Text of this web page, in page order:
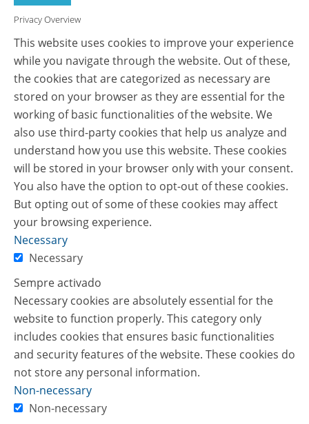
Privacy Overview
This website uses cookies to improve your experience
while you navigate through the website. Out of these,
the cookies that are categorized as necessary are
stored on your browser as they are essential for the
working of basic functionalities of the website. We
also use third-party cookies that help us analyze and
understand how you use this website. These cookies
will be stored in your browser only with your consent.
You also have the option to opt-out of these cookies.
But opting out of some of these cookies may affect
your browsing experience.
Necessary
Necessary
Sempre activado
Necessary cookies are absolutely essential for the
website to function properly. This category only
includes cookies that ensures basic functionalities
and security features of the website. These cookies do
not store any personal information.
Non-necessary
Non-necessary